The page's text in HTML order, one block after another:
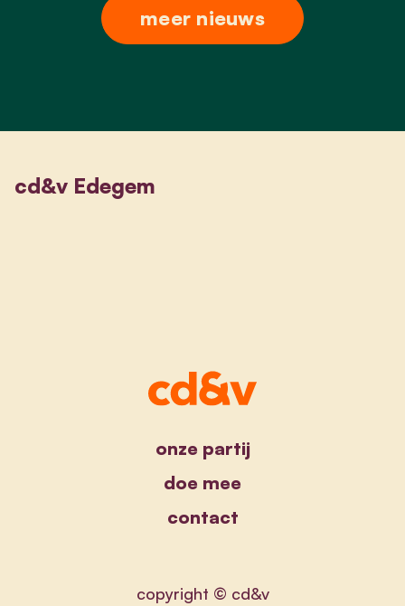
meer nieuws
cd&v Edegem
onze partij
doe mee
contact
copyright © cd&v